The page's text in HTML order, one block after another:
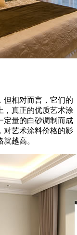
相对而言，它们的
，真正的优质艺术涂
定量的白砂调制而成
对艺术涂料价格的影
越高。